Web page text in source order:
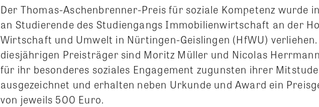
Der Thomas-Aschenbrenner-Preis für soziale Kompetenz wurde
an Studierende des Studiengangs Immobilienwirtschaft an der
Wirtschaft und Umwelt in Nürtingen-Geislingen (HfWU) verliehen.
diesjährigen Preisträger sind Moritz Müller und Nicolas
für ihr besonderes soziales Engagement zugunsten ihrer
ausgezeichnet und erhalten neben Urkunde und Award ein
von jeweils 500 Euro.